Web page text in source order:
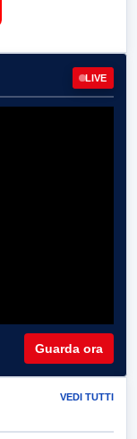
LIVE
Guarda ora
VEDI TUTTI